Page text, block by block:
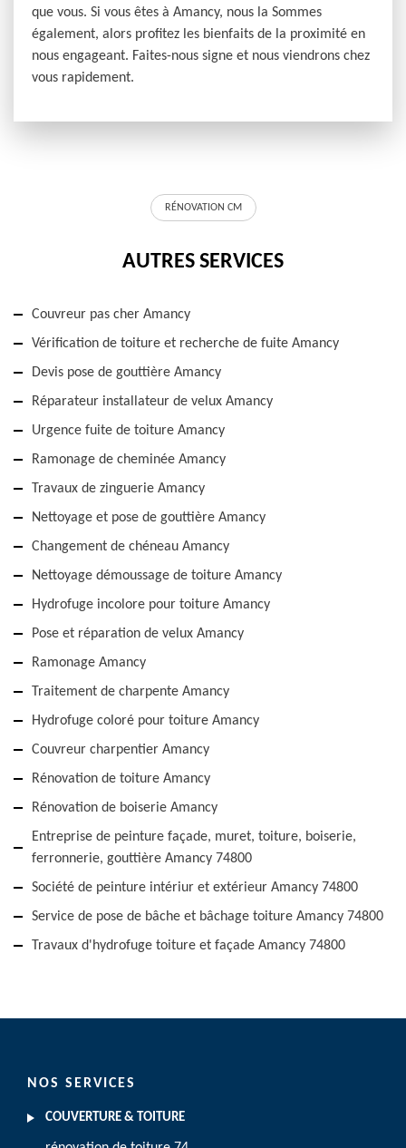
que vous. Si vous êtes à Amancy, nous la Sommes
également, alors profitez les bienfaits de la proximité en
nous engageant. Faites-nous signe et nous viendrons chez
vous rapidement.
RÉNOVATION CM
AUTRES SERVICES
Couvreur pas cher Amancy
Vérification de toiture et recherche de fuite Amancy
Devis pose de gouttière Amancy
Réparateur installateur de velux Amancy
Urgence fuite de toiture Amancy
Ramonage de cheminée Amancy
Travaux de zinguerie Amancy
Nettoyage et pose de gouttière Amancy
Changement de chéneau Amancy
Nettoyage démoussage de toiture Amancy
Hydrofuge incolore pour toiture Amancy
Pose et réparation de velux Amancy
Ramonage Amancy
Traitement de charpente Amancy
Hydrofuge coloré pour toiture Amancy
Couvreur charpentier Amancy
Rénovation de toiture Amancy
Rénovation de boiserie Amancy
Entreprise de peinture façade, muret, toiture, boiserie,
ferronnerie, gouttière Amancy 74800
Société de peinture intériur et extérieur Amancy 74800
Service de pose de bâche et bâchage toiture Amancy 74800
Travaux d'hydrofuge toiture et façade Amancy 74800
NOS SERVICES
COUVERTURE & TOITURE